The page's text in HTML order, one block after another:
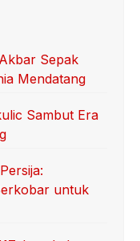
Sepak
Mendatang
Sambut Era
untuk